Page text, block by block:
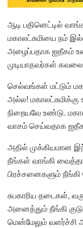
ஆடி பதினெட்டில்
மகாலட்சுமியை நம்
அழைப்பதாக ஐதீகம்
முடியாதவர்கள்
செல்வங்கள் மட்டும்
அல்ல!
நிறையவே உண்டு.
வாசம் செய்வதாக
அதில் முக்கியமான
நீங்கள் வாங்கி
பிரச்சனைகளும் நீங்கி
சுபகாரிய தடைகள்,
அனைத்தும் நீங்கி
மென்மேலும் வளர்ச்சி